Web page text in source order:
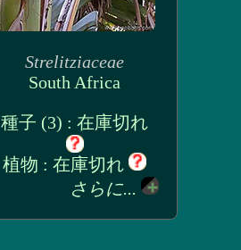
Strelitziaceae
South Africa
種子 (3) : 在庫切れ
植物 : 在庫切れ
さらに...